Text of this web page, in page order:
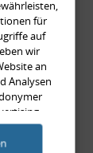
89,
€
€ pro 1
für
auf
wir
an
Analysen
mit
haben